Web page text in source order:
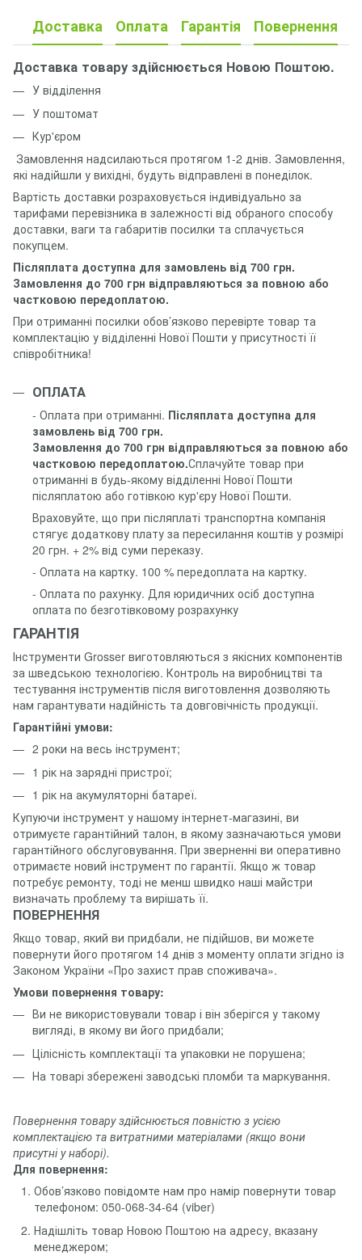
Доставка Оплата Гарантія Повернення
Доставка товару здійснюється Новою Поштою.
У відділення
У поштомат
Кур'єром
Замовлення надсилаються протягом 1-2 днів. Замовлення,
які надійшли у вихідні, будуть відправлені в понеділок.
Вартість доставки розраховується індивідуально за
тарифами перевізника в залежності від обраного способу
доставки, ваги та габаритів посилки та сплачується
покупцем.
Післяплата доступна для замовлень від 700 грн.
Замовлення до 700 грн відправляються за повною або
частковою передоплатою.
При отриманні посилки обов’язково перевірте товар та
комплектацію у відділенні Нової Пошти у присутності її
співробітника!
ОПЛАТА
- Оплата при отриманні. Післяплата доступна для
замовлень від 700 грн.
Замовлення до 700 грн відправляються за повною або
частковою передоплатою.Сплачуйте товар при
отриманні в будь-якому відділенні Нової Пошти
післяплатою або готівкою кур'єру Нової Пошти.
Враховуйте, що при післяплаті транспортна компанія
стягує додаткову плату за пересилання коштів у розмірі
20 грн. + 2% від суми переказу.
- Оплата на картку. 100 % передоплата на картку.
- Оплата по рахунку. Для юридичних осіб доступна
оплата по безготівковому розрахунку
ГАРАНТІЯ
Інструменти Grosser виготовляються з якісних компонентів
за шведською технологією. Контроль на виробництві та
тестування інструментів після виготовлення дозволяють
нам гарантувати надійність та довговічність продукції.
Гарантійні умови:
2 роки на весь інструмент;
1 рік на зарядні пристрої;
1 рік на акумуляторні батареї.
Купуючи інструмент у нашому інтернет-магазині, ви
отримуєте гарантійний талон, в якому зазначаються умови
гарантійного обслуговування. При зверненні ви оперативно
отримаєте новий інструмент по гарантії. Якщо ж товар
потребує ремонту, тоді не менш швидко наші майстри
визначать проблему та вирішать її.
ПОВЕРНЕННЯ
Якщо товар, який ви придбали, не підійшов, ви можете
повернути його протягом 14 днів з моменту оплати згідно із
Законом України «Про захист прав споживача».
Умови повернення товару:
Ви не використовували товар і він зберігся у такому
вигляді, в якому ви його придбали;
Цілісність комплектації та упаковки не порушена;
На товарі збережені заводські пломби та маркування.
Повернення товару здійснюється повністю з усією
комплектацією та витратними матеріалами (якщо вони
присутні у наборі).
Для повернення:
Обов’язково повідомте нам про намір повернути товар
телефоном: 050-068-34-64 (viber)
Надішліть товар Новою Поштою на адресу, вказану
менеджером;